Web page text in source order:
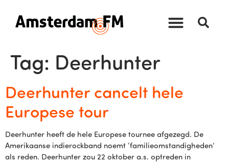
Tag: Deerhunter
Deerhunter cancelt hele
Europese tour
Deerhunter heeft de hele Europese tournee afgezegd. De
Amerikaanse indierockband noemt ‘familieomstandigheden’
als reden. Deerhunter zou 22 oktober a.s. optreden in